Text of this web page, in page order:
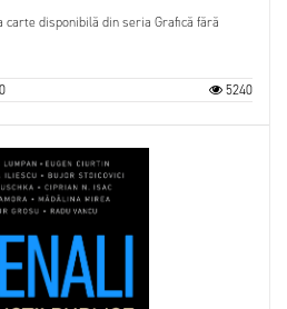
carte disponibilă din seria Grafică fără
5240